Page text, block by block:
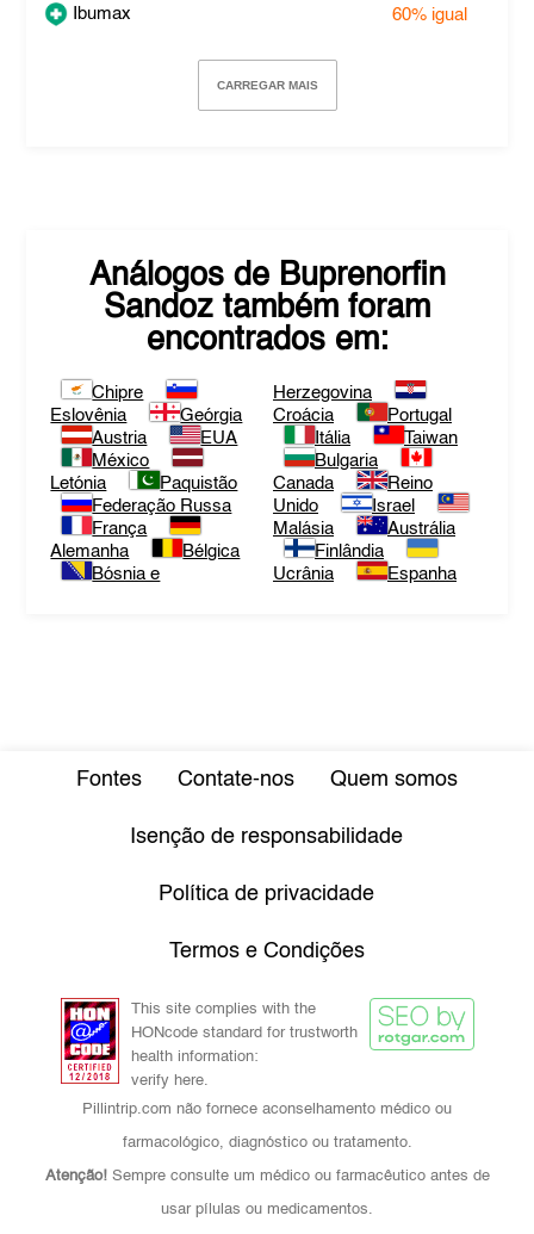
Ibumax 60% igual
CARREGAR MAIS
Análogos de Buprenorfin
Sandoz também foram
encontrados em:
Chipre
Eslovênia
Geórgia
Austria
EUA
México
Letónia
Paquistão
Federação Russa
França
Alemanha
Bélgica
Bósnia e
Herzegovina
Croácia
Portugal
Itália
Taiwan
Bulgaria
Canada
Reino
Unido
Israel
Malásia
Austrália
Finlândia
Ucrânia
Espanha
Fontes Contate-nos Quem somos
Isenção de responsabilidade
Política de privacidade
Termos e Condições
This site complies with the
HONcode standard for trustworth
health information:
verify here.
Pillintrip.com não fornece aconselhamento médico ou
farmacológico, diagnóstico ou tratamento.
Atenção! Sempre consulte um médico ou farmacêutico antes de
usar pílulas ou medicamentos.